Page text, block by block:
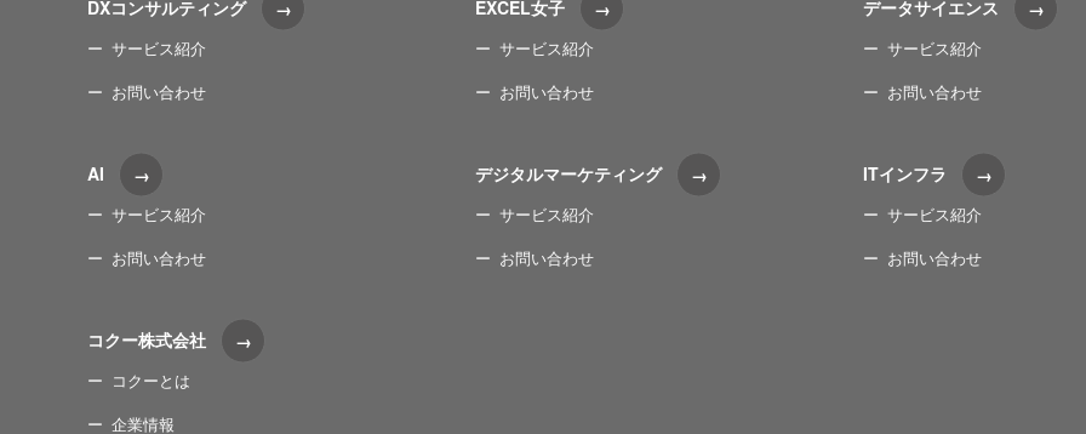
DXコンサルティング
サービス紹介
お問い合わせ
EXCEL女子
サービス紹介
お問い合わせ
データサイエンス
サービス紹介
お問い合わせ
AI
サービス紹介
お問い合わせ
デジタルマーケティング
サービス紹介
お問い合わせ
ITインフラ
サービス紹介
お問い合わせ
コクー株式会社
コクーとは
企業情報